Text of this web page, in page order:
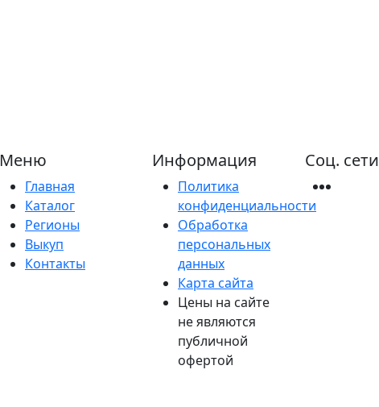
Меню
Главная
Каталог
Регионы
Выкуп
Контакты
Информация
Политика
конфиденциальности
Обработка
персональных
данных
Карта сайта
Цены на сайте
не являются
публичной
офертой
Соц. сети